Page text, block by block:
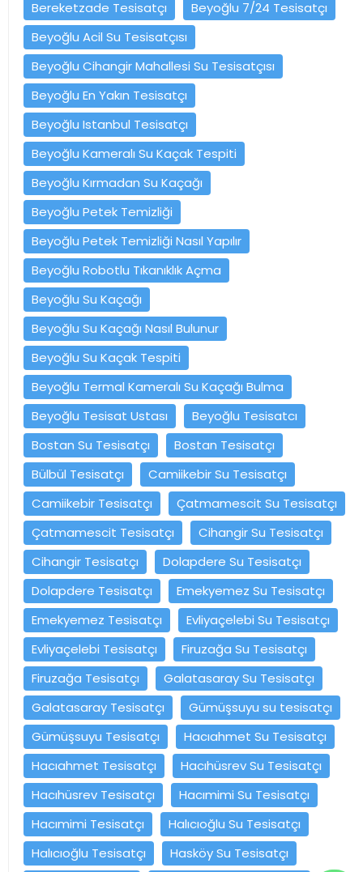
Bereketzade Tesisatçı
Beyoğlu 7/24 Tesisatçı
Beyoğlu Acil Su Tesisatçısı
Beyoğlu Cihangir Mahallesi Su Tesisatçısı
Beyoğlu En Yakın Tesisatçı
Beyoğlu Istanbul Tesisatçı
Beyoğlu Kameralı Su Kaçak Tespiti
Beyoğlu Kırmadan Su Kaçağı
Beyoğlu Petek Temizliği
Beyoğlu Petek Temizliği Nasıl Yapılır
Beyoğlu Robotlu Tıkanıklık Açma
Beyoğlu Su Kaçağı
Beyoğlu Su Kaçağı Nasıl Bulunur
Beyoğlu Su Kaçak Tespiti
Beyoğlu Termal Kameralı Su Kaçağı Bulma
Beyoğlu Tesisat Ustası
Beyoğlu Tesisatcı
Bostan Su Tesisatçı
Bostan Tesisatçı
Bülbül Tesisatçı
Camiikebir Su Tesisatçı
Camiikebir Tesisatçı
Çatmamescit Su Tesisatçı
Çatmamescit Tesisatçı
Cihangir Su Tesisatçı
Cihangir Tesisatçı
Dolapdere Su Tesisatçı
Dolapdere Tesisatçı
Emekyemez Su Tesisatçı
Emekyemez Tesisatçı
Evliyaçelebi Su Tesisatçı
Evliyaçelebi Tesisatçı
Firuzağa Su Tesisatçı
Firuzağa Tesisatçı
Galatasaray Su Tesisatçı
Galatasaray Tesisatçı
Gümüşsuyu su tesisatçı
Gümüşsuyu Tesisatçı
Hacıahmet Su Tesisatçı
Hacıahmet Tesisatçı
Hacıhüsrev Su Tesisatçı
Hacıhüsrev Tesisatçı
Hacımimi Su Tesisatçı
Hacımimi Tesisatçı
Halıcıoğlu Su Tesisatçı
Halıcıoğlu Tesisatçı
Hasköy Su Tesisatçı